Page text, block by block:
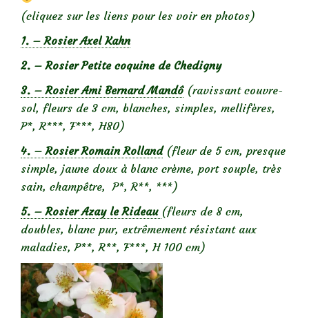
(cliquez sur les liens pour les voir en photos)
1. – Rosier Axel Kahn
2. – Rosier Petite coquine de Chedigny
3. – Rosier Ami Bernard Mandô (ravissant couvre-
sol, fleurs de 3 cm, blanches, simples, mellifères,
P*, R***, F***, H80)
4. – Rosier Romain Rolland(fleur de 5 cm, presque
simple, jaune doux à blanc crème, port souple, très
sain, champêtre, P*, R**, ***)
5. – Rosier Azay le Rideau (fleurs de 8 cm,
doubles, blanc pur, extrêmement résistant aux
maladies, P**, R**, F***, H 100 cm)